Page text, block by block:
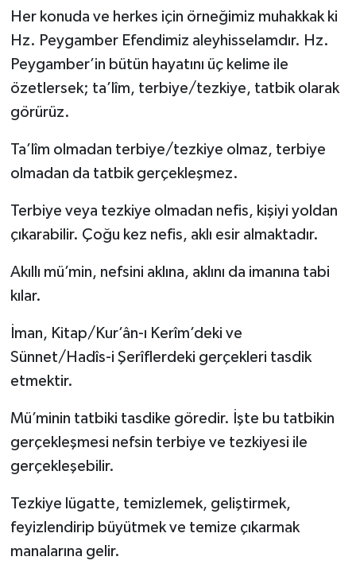
Her konuda ve herkes için örneğimiz muhakkak ki
Hz. Peygamber Efendimiz aleyhisselamdır. Hz.
Peygamber’in bütün hayatını üç kelime ile
özetlersek; ta’lîm, terbiye/tezkiye, tatbik olarak
görürüz.
Ta’lîm olmadan terbiye/tezkiye olmaz, terbiye
olmadan da tatbik gerçekleşmez.
Terbiye veya tezkiye olmadan nefis, kişiyi yoldan
çıkarabilir. Çoğu kez nefis, aklı esir almaktadır.
Akıllı mü’min, nefsini aklına, aklını da imanına tabi
kılar.
İman, Kitap/Kur’ân-ı Kerîm’deki ve
Sünnet/Hadîs-i Şerîflerdeki gerçekleri tasdik
etmektir.
Mü’minin tatbiki tasdike göredir. İşte bu tatbikin
gerçekleşmesi nefsin terbiye ve tezkiyesi ile
gerçekleşebilir.
Tezkiye lügatte, temizlemek, geliştirmek,
feyizlendirip büyütmek ve temize çıkarmak
manalarına gelir.
SAĞLIK
SPOR
TARİH
YAŞAM VE ÇEVRE